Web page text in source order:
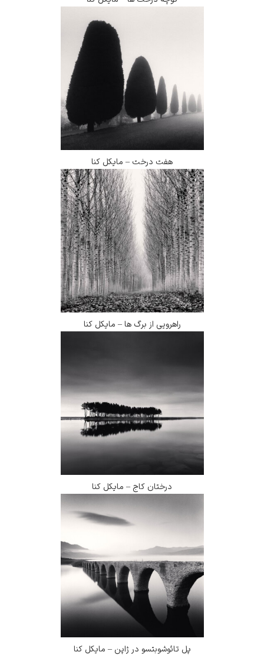
هفت درخت – مایکل کنا
راهرویی از برگ ها – مایکل کنا
درختان کاج – مایکل کنا
پل تائوشوبتسو در ژاپن – مایکل کنا